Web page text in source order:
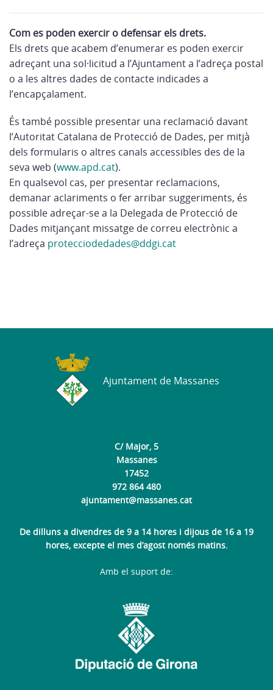
Com es poden exercir o defensar els drets.
Els drets que acabem d’enumerar es poden exercir
adreçant una sol·licitud a l’Ajuntament a l’adreça postal
o a les altres dades de contacte indicades a
l’encapçalament.
És també possible presentar una reclamació davant
l’Autoritat Catalana de Protecció de Dades, per mitjà
dels formularis o altres canals accessibles des de la
seva web (www.apd.cat).
En qualsevol cas, per presentar reclamacions,
demanar aclariments o fer arribar suggeriments, és
possible adreçar-se a la Delegada de Protecció de
Dades mitjançant missatge de correu electrònic a
l’adreça protecciodedades@ddgi.cat
C/ Major, 5
Massanes
17452
972 864 480
ajuntament@massanes.cat
De dilluns a divendres de 9 a 14 hores i dijous de 16 a 19
hores, excepte el mes d’agost només matins.
Ajuntament de Massanes
Amb el suport de: